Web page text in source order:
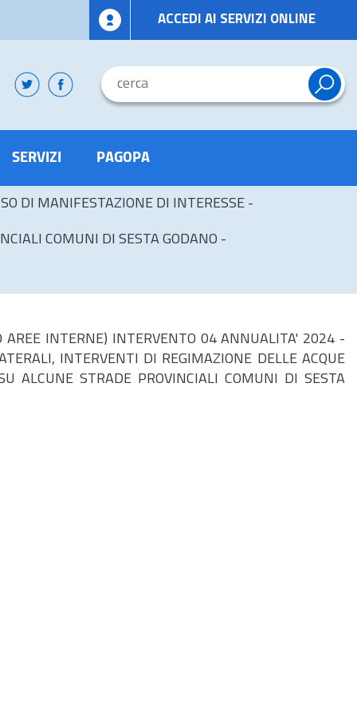
ACCEDI AI SERVIZI ONLINE
SERVIZI PAGOPA
DI MANIFESTAZIONE DI INTERESSE -
COMUNI DI SESTA GODANO -
INTERNE) INTERVENTO 04 ANNUALITA' 2024 -
INTERVENTI DI REGIMAZIONE DELLE ACQUE
ALCUNE STRADE PROVINCIALI COMUNI DI SESTA